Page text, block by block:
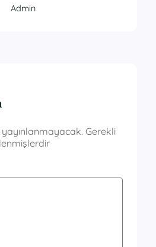
Admin
Gerekli